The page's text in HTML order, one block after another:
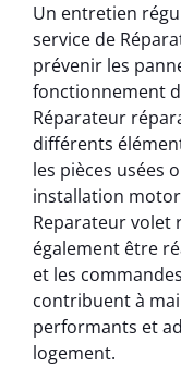
Un entretien
service de
prévenir les
fonctionnement
Réparateur
différents
les pièces usées
installation
Reparateur volet
également être
et les
contribuent à
performants et
logement.